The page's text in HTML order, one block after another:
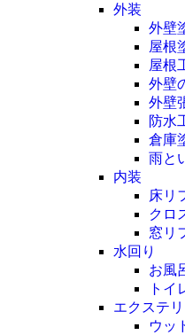
外装
外壁
屋根
屋根
外壁
外壁
防水
倉庫
雨と
内装
床リ
クロ
窓リ
水回り
お風
トイ
エクステ
ウッ